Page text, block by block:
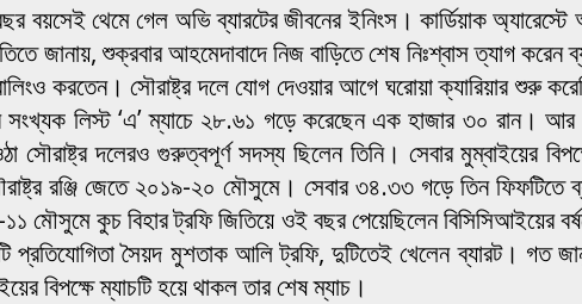
থেমে গেল অভি ব্যারটের জীবনের ইনিংস। কার্ডিয়াক অ্যারেস্টে
জানায়, শুক্রবার আহমেদাবাদে নিজ বাড়িতে শেষ নিঃশ্বাস ত্যাগ
করতেন। সৌরাষ্ট্র দলে যোগ দেওয়ার আগে ঘরোয়া ক্যারিয়ার শুরু
লিস্ট ‘এ’ ম্যাচে ২৮.৬১ গড়ে করেছেন এক হাজার ৩০ রান। আর
দলেরও গুরুত্বপূর্ণ সদস্য ছিলেন তিনি। সেবার মুম্বাইয়ের
রঞ্জি জেতে ২০১৯-২০ মৌসুমে। সেবার ৩৪.৩৩ গড়ে তিন
মৌসুমে কুচ বিহার ট্রফি জিতিয়ে ওই বছর পেয়েছিলেন বিসিসিআইয়ের
প্রতিযোগিতা সৈয়দ মুশতাক আলি ট্রফি, দুটিতেই খেলেন ব্যারট। গত
বিপক্ষে ম্যাচটি হয়ে থাকল তার শেষ ম্যাচ।